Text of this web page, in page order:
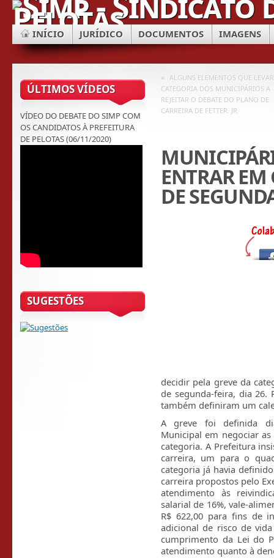
INÍCIO JURÍDICO DOCUMENTOS IMAGENS
« ALGUNS ELEMENTOS QUE
CATEGORIA DOS MUNICIPÁRIOS A
REJEITAR O DEBATE DO PLANO DE
CARREIRA DE FETTER. JR
ENTRAR EM
DE
decidir pela greve da
de segunda-feira, dia 26.
também definiram um
A greve foi definida
Municipal em negociar
categoria. A Prefeitura
carreira, um para o
categoria já havia
carreira propostos pelo
atendimento às
salarial de 16%, vale-
R$ 622,00 para fins de
adicional de risco de
cumprimento da Lei do
atendimento quanto à
ÚLTIMOS VÍDEOS
VÍDEO DO DEBATE DO SIMP COM
OS CANDIDATOS À PREFEITURA
DE PELOTAS (06/11/2020)
SUGESTÕES